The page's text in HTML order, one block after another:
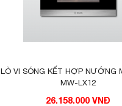
LÒ VI SÓNG KẾT HỢP NƯỚNG
MW-LX12
26.158.000 VNĐ